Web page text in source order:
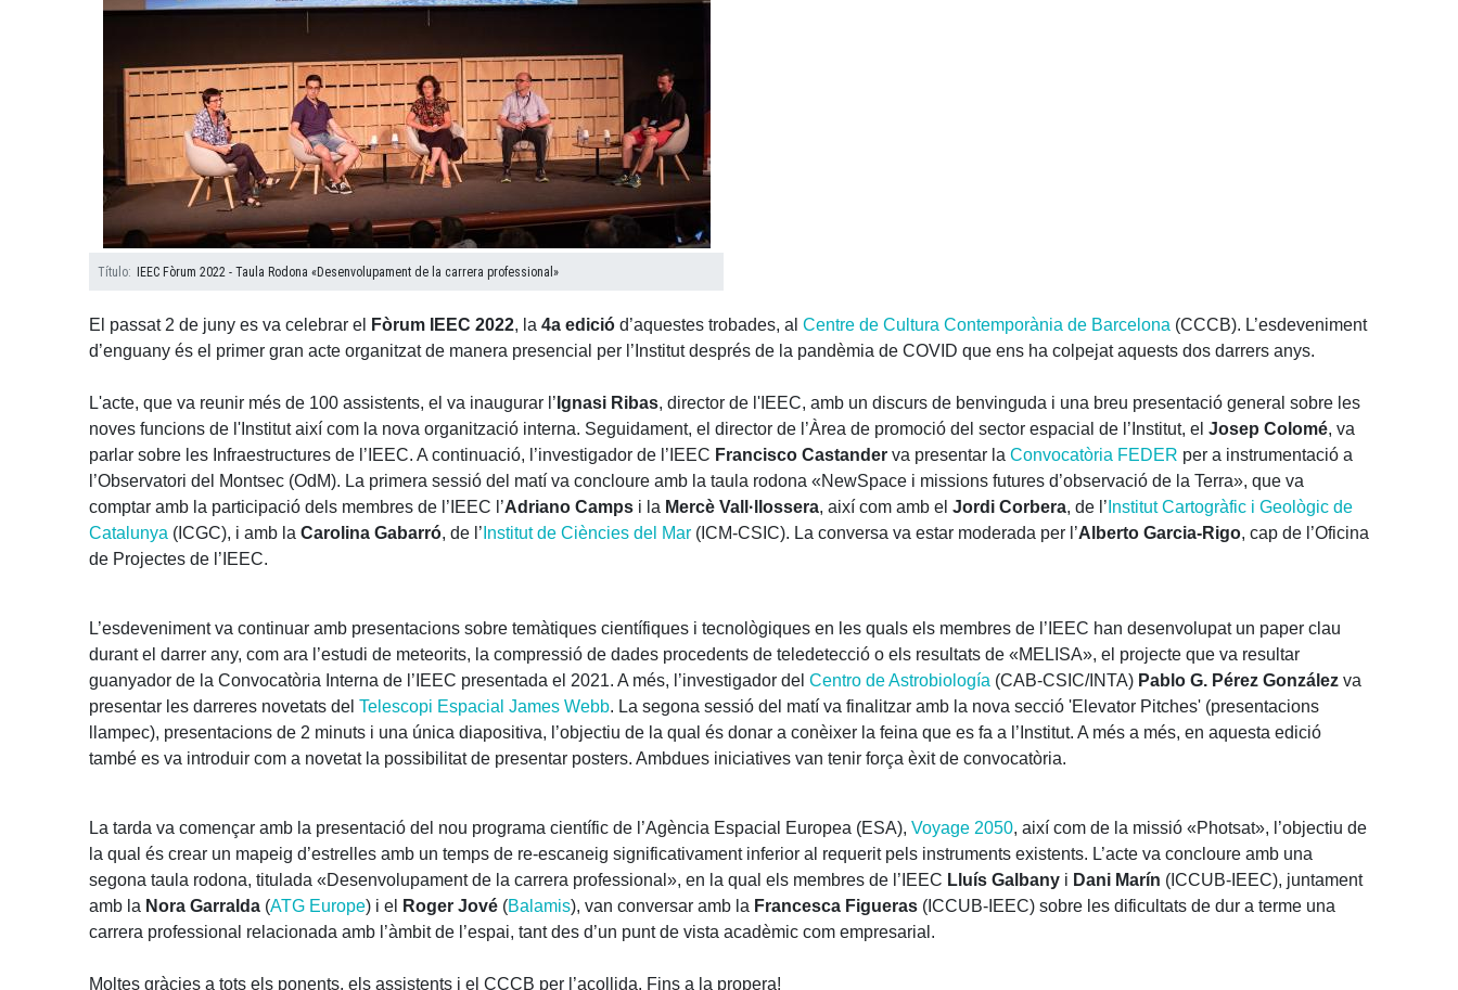
Título IEEC Fòrum 2022 - Taula Rodona «Desenvolupament de la carrera professional»
El passat 2 de juny es va celebrar el Fòrum IEEC 2022, la 4a edició d’aquestes trobades, al Centre de Cultura Contemporània de Barcelona (CCCB). L’esdeveniment
d’enguany és el primer gran acte organitzat de manera presencial per l’Institut després de la pandèmia de COVID que ens ha colpejat aquests dos darrers anys.
L'acte, que va reunir més de 100 assistents, el va inaugurar l’ Ignasi Ribas, director de l'IEEC, amb un discurs de benvinguda i una breu presentació general sobre les
noves funcions de l'Institut així com la nova organització interna. Seguidament, el director de l’Àrea de promoció del sector espacial de l’Institut, el Josep Colomé, va
parlar sobre les Infraestructures de l’IEEC. A continuació, l’investigador de l’IEEC Francisco Castander va presentar la Convocatòria FEDER per a instrumentació a
l’Observatori del Montsec (OdM). La primera sessió del matí va concloure amb la taula rodona «NewSpace i missions futures d’observació de la Terra», que va
comptar amb la participació dels membres de l’IEEC l’Adriano Camps i la Mercè Vall·llossera, així com amb el Jordi Corbera, de l’ Institut Cartogràfic i Geològic de
Catalunya (ICGC), i amb la Carolina Gabarró, de l’ Institut de Ciències del Mar (ICM-CSIC). La conversa va estar moderada per l’Alberto Garcia-Rigo, cap de l’Oficina
de Projectes de l’IEEC.
L’esdeveniment va continuar amb presentacions sobre temàtiques científiques i tecnològiques en les quals els membres de l’IEEC han desenvolupat un paper clau
durant el darrer any, com ara l’estudi de meteorits, la compressió de dades procedents de teledetecció o els resultats de «MELISA», el projecte que va resultar
guanyador de la Convocatòria Interna de l’IEEC presentada el 2021. A més, l’investigador del Centro de Astrobiología (CAB-CSIC/INTA) Pablo G. Pérez González va
presentar les darreres novetats del Telescopi Espacial James Webb. La segona sessió del matí va finalitzar amb la nova secció 'Elevator Pitches' (presentacions
llampec), presentacions de 2 minuts i una única diapositiva, l’objectiu de la qual és donar a conèixer la feina que es fa a l’Institut. A més a més, en aquesta edició
també es va introduir com a novetat la possibilitat de presentar posters. Ambdues iniciatives van tenir força èxit de convocatòria.
La tarda va començar amb la presentació del nou programa científic de l’Agència Espacial Europea (ESA), Voyage 2050, així com de la missió «Photsat», l’objectiu de
la qual és crear un mapeig d’estrelles amb un temps de re-escaneig significativament inferior al requerit pels instruments existents. L’acte va concloure amb una
segona taula rodona, titulada «Desenvolupament de la carrera professional», en la qual els membres de l’IEEC Lluís Galbany i Dani Marín (ICCUB-IEEC), juntament
amb la Nora Garralda (ATG Europe) i el Roger Jové (Balamis), van conversar amb la Francesca Figueras (ICCUB-IEEC) sobre les dificultats de dur a terme una
carrera professional relacionada amb l’àmbit de l’espai, tant des d’un punt de vista acadèmic com empresarial.
Moltes gràcies a tots els ponents, els assistents i el CCCB per l’acollida. Fins a la propera!